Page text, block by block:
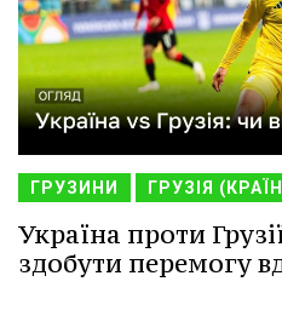
ГРУЗИНИ ГРУЗІЯ
Україна проти
здобути перемогу